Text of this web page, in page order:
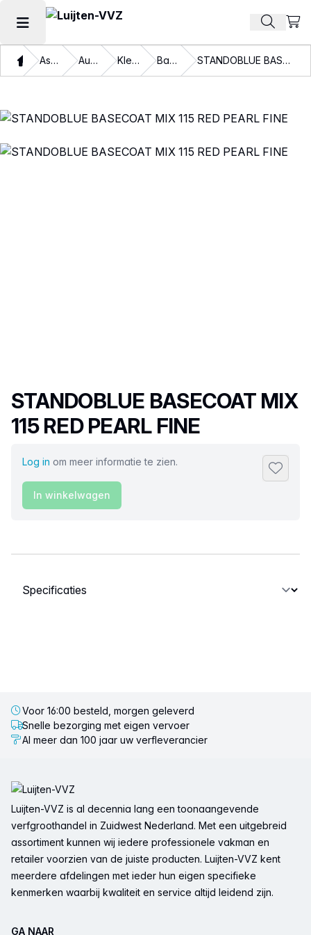
Hoofdmenu openen Zoek
ThuisAssortiment Autolakken Kleurlakken Basislakken STANDOBLUE BASECOAT MIX 115 RED PEARL FINE
Productnaam
STANDOBLUE BASECOAT MIX
115 RED PEARL FINE
Log in om meer informatie te zien.
In winkelwagen
Selecteer een tabblad
Voor 16:00 besteld, morgen geleverd
Snelle bezorging met eigen vervoer
Al meer dan 100 jaar uw verfleverancier
Luijten-VVZ is al decennia lang een toonaangevende
verfgroothandel in Zuidwest Nederland. Met een uitgebreid
assortiment kunnen wij iedere professionele vakman en
retailer voorzien van de juiste producten. Luijten-VVZ kent
meerdere afdelingen met ieder hun eigen specifieke
kenmerken waarbij kwaliteit en service altijd leidend zijn.
GA NAAR